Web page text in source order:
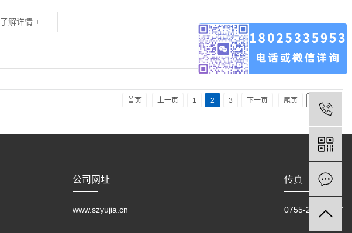
了解详情 +
首页 上一页 1 2 3 下一页 尾页
公司网址
www.szyujia.cn
传真
0755-27133797